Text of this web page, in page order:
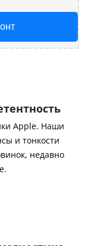
Apple. Наши
и тонкости
недавно